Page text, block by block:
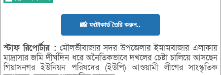
📸 ফটোকার্ড তৈরি করুন..
স্টাফ রিপোর্টার: মৌলভীবাজার সদর উপজেলার ইমামবাজার এলাকায়
মাদ্রাসার জমি দীর্ঘদিন ধরে অনৈতিকভাবে দখলের চেষ্টা চালিয়ে আসছেন
গিয়াসনগর ইউনিয়ন পরিষদের (ইউপি) আওয়ামী লীগের সাংস্কৃতিক